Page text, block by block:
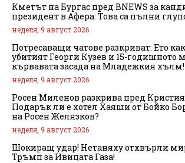
Кметът на Бургас пред BNEWS за
президент в Афера: Това са пълни
неделя, 9 август 2026
Потресаващи чатове разкриват: Ето
убитият Георги Кузев и 15-годишното
кървавата засада на Младежкия хълм!
неделя, 9 август 2026
Росен Миленов разкрива пред
Подарък ли е хотел Хаяши от Бойко
на Росен Желязков?
неделя, 9 август 2026
Шокиращ удар! Нетаняху отхвърли
Тръмп за Ивицата Газа!